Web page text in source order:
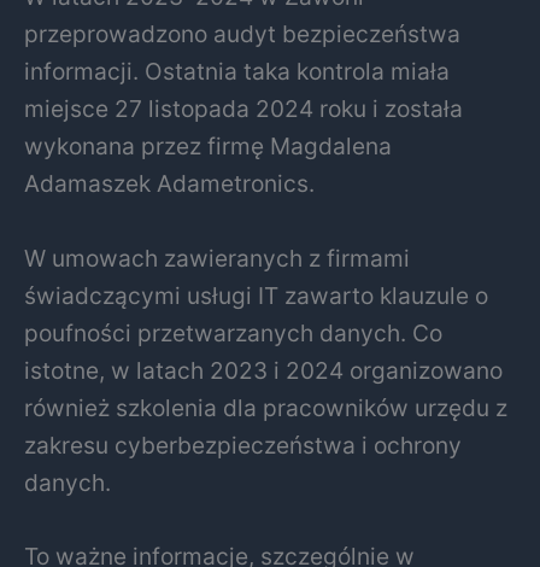
przeprowadzono audyt bezpieczeństwa
informacji. Ostatnia taka kontrola miała
miejsce 27 listopada 2024 roku i została
wykonana przez firmę Magdalena
Adamaszek Adametronics.
W umowach zawieranych z firmami
świadczącymi usługi IT zawarto klauzule o
poufności przetwarzanych danych. Co
istotne, w latach 2023 i 2024 organizowano
również szkolenia dla pracowników urzędu z
zakresu cyberbezpieczeństwa i ochrony
danych.
To ważne informacje, szczególnie w